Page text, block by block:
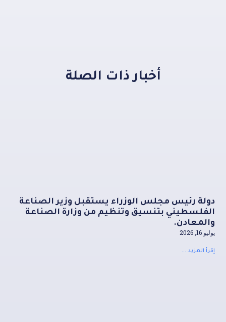
أخبار ذات الصلة
دولة رئيس مجلس الوزراء يستقبل وزير الصناعة
الفلسطيني بتنسيق وتنظيم من وزارة الصناعة
والمعادن.
يوليو 16, 2026
إقرأ المزيد ...